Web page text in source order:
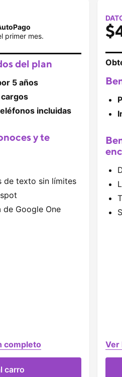
primer mes.
del plan
5 años
incluidas
y te
de texto sin límites
de Google One
completo
carro
Ver